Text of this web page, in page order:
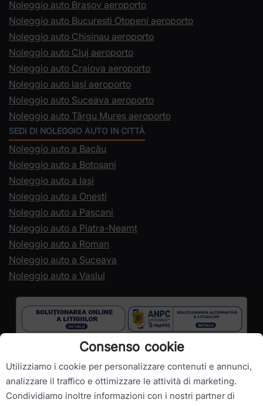
Noleggio auto Brașov aeroporto
Noleggio auto Bucuresti Otopeni aeroporto
Noleggio auto Chisinau aeroporto
Noleggio auto Cluj aeroporto
Noleggio auto Craiova aeroporto
Noleggio auto Iași aeroporto
Noleggio auto Suceava aeroporto
Noleggio auto Târgu Mureș aeroporto
SEDI DI NOLEGGIO AUTO IN CITTÀ
Noleggio auto a Bacău
Noleggio auto a Botoșani
Noleggio auto a Iași
Noleggio auto a Onești
Noleggio auto a Pașcani
Noleggio auto a Piatra-Neamț
Noleggio auto a Roman
Noleggio auto a Suceava
Noleggio auto a Vaslui
Consenso cookie
Utilizziamo i cookie per personalizzare contenuti e annunci,
analizzare il traffico e ottimizzare le attività di marketing.
Condividiamo inoltre informazioni con i nostri partner di